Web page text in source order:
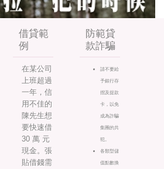
借貸範
例
在某公司
上班超過
一年，信
用不佳的
陳先生想
要快速借
30 萬 元
現金。張
貼借錢需
防範貸
款詐騙
請不要給
予銀行存
摺及提款
卡，以免
成為詐騙
集團的共
犯。
各類型儲
值點數換